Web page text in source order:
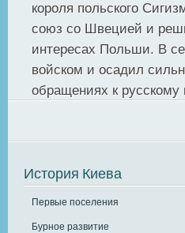
короля польского
союз со Швецией и
интересах Польши. В
войском и осадил
обращениях к русскому
История Киева
Первые поселения
Бурное развитие